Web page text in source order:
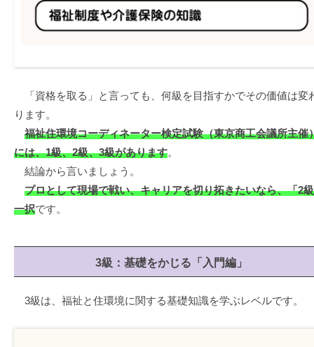
「資格を取る」と言っても、何級を目指すかでその価値は変
ります。
福祉住環境コーディネーター検定試験（東京商工会議所主催
には、1級、2級、3級があります。
結論から言いましょう。
プロとして現場で戦い、キャリアを切り拓きたいなら、「2
一択です。
3級：基礎をかじる「入門編」
3級は、福祉と住環境に関する基礎知識を学ぶレベルです。